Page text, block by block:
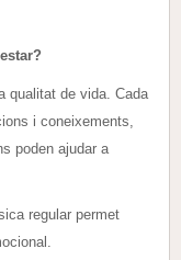
qualitat de vida. Cada
i coneixements,
poden ajudar a
regular permet